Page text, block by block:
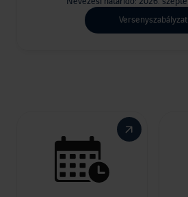
Versenyszabályzat